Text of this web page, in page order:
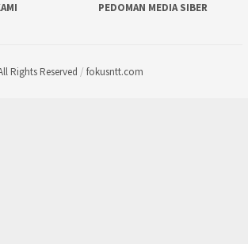
PEDOMAN MEDIA SIBER
Rights Reserved / fokusntt.com